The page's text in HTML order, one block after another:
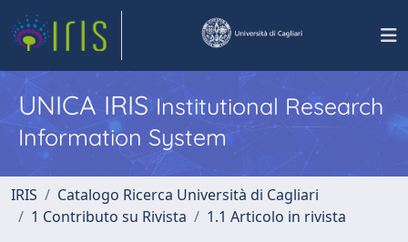
UNICA IRISInstitutional Research
Information System
IRIS
Catalogo Ricerca Università di Cagliari
1 Contributo su Rivista
1.1 Articolo in rivista